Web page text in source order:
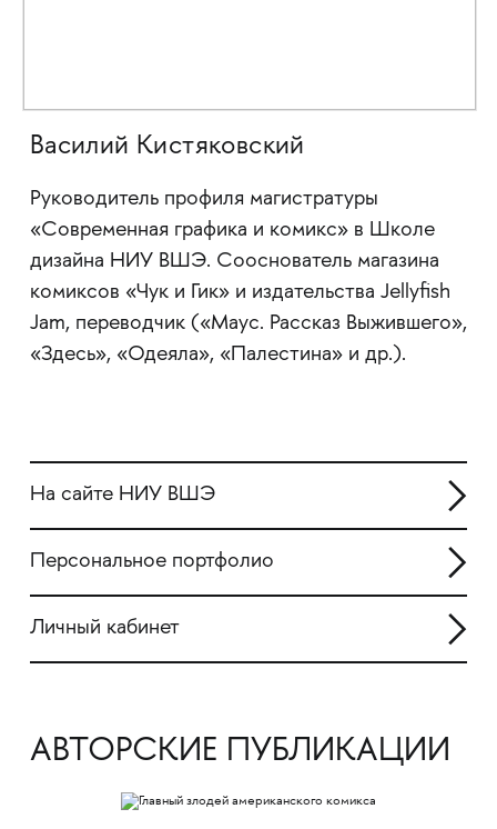
Василий Кистяковский
Руководитель профиля магистратуры
«Современная графика и комикс» в Школе
дизайна НИУ ВШЭ. Сооснователь магазина
комиксов «Чук и Гик» и издательства Jellyfish
Jam, переводчик («Маус. Рассказ Выжившего»,
«Здесь», «Одеяла», «Палестина» и др.).
На сайте НИУ ВШЭ
Персональное портфолио
Личный кабинет
АВТОРСКИЕ ПУБЛИКАЦИИ